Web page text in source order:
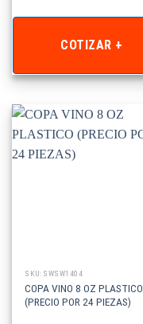
COTIZAR +
SKU: SWSW1404
COPA VINO 8 OZ PLASTICO
(PRECIO POR 24 PIEZAS)